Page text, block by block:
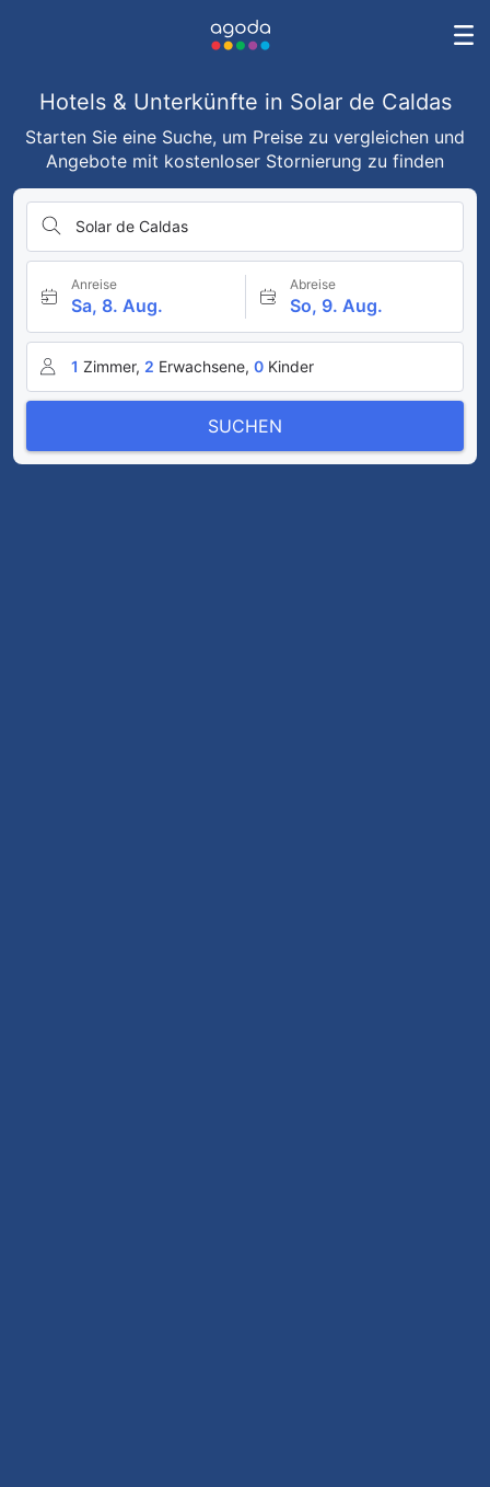
Hotels & Unterkünfte in Solar de Caldas
Starten Sie eine Suche, um Preise zu vergleichen und
Angebote mit kostenloser Stornierung zu finden
Solar de Caldas
Anreise
Sa, 8. Aug.
Abreise
So, 9. Aug.
1 Zimmer, 2 Erwachsene, 0 Kinder
SUCHEN